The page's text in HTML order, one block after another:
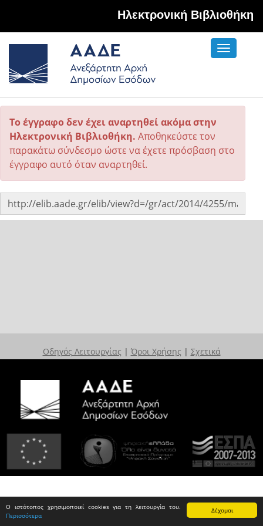
Δέχομαι
Ο ιστότοπος χρησιμοποιεί cookies για τη λειτουργία του.
Περισσότερα
Hλεκτρονική Βιβλιοθήκη
Toggle
Το έγγραφο δεν έχει αναρτηθεί ακόμα στην
Ηλεκτρονική Βιβλιοθήκη. Αποθηκεύστε τον
παρακάτω σύνδεσμο ώστε να έχετε πρόσβαση στο
έγγραφο αυτό όταν αναρτηθεί.
Οδηγός Λειτουργίας | Όροι Χρήσης | Σχετικά